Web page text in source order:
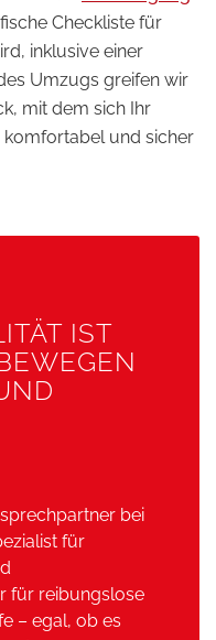
Checkliste für
inklusive einer
Umzugs greifen wir
mit dem sich Ihr
und sicher
IST
bei
für
für reibungslose
– egal, ob es